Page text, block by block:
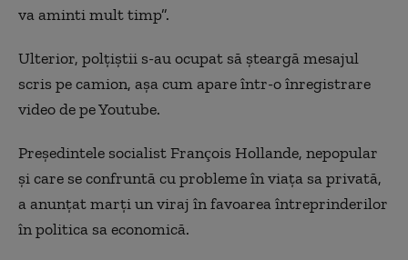
va aminti mult timp”.
Ulterior, polțiștii s-au ocupat să șteargă mesajul
scris pe camion, așa cum apare într-o înregistrare
video de pe Youtube.
Preşedintele socialist François Hollande, nepopular
şi care se confruntă cu probleme în viaţa sa privată,
a anunţat marţi un viraj în favoarea întreprinderilor
în politica sa economică.